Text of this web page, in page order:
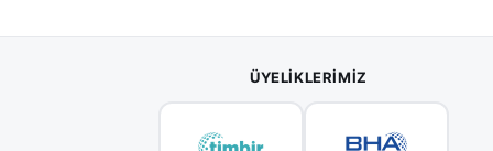
ÜYELIKLERIMIZ